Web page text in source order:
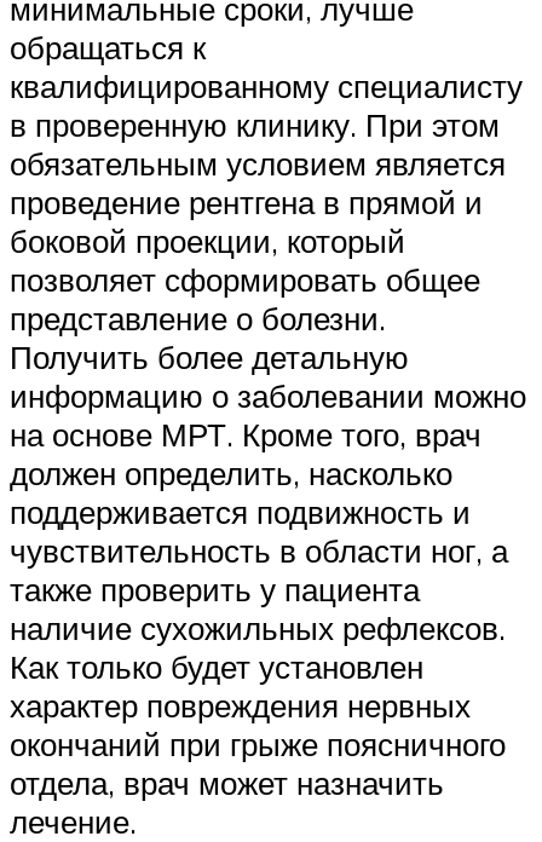
минимальные сроки, лучше
обращаться к
квалифицированному специалисту
в проверенную клинику. При этом
обязательным условием является
проведение рентгена в прямой и
боковой проекции, который
позволяет сформировать общее
представление о болезни.
Получить более детальную
информацию о заболевании можно
на основе МРТ. Кроме того, врач
должен определить, насколько
поддерживается подвижность и
чувствительность в области ног, а
также проверить у пациента
наличие сухожильных рефлексов.
Как только будет установлен
характер повреждения нервных
окончаний при грыже поясничного
отдела, врач может назначить
лечение.